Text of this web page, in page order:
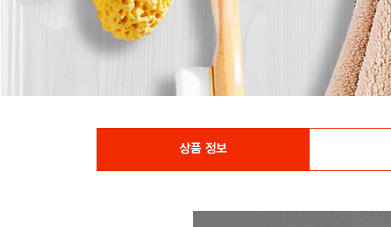
상품 정보